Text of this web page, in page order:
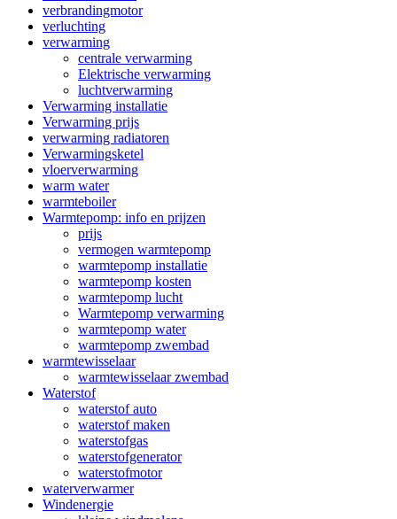
verbrandingmotor
verluchting
verwarming
centrale verwarming
Elektrische verwarming
luchtverwarming
Verwarming installatie
Verwarming prijs
verwarming radiatoren
Verwarmingsketel
vloerverwarming
warm water
warmteboiler
Warmtepomp: info en prijzen
prijs
vermogen warmtepomp
warmtepomp installatie
warmtepomp kosten
warmtepomp lucht
Warmtepomp verwarming
warmtepomp water
warmtepomp zwembad
warmtewisselaar
warmtewisselaar zwembad
Waterstof
waterstof auto
waterstof maken
waterstofgas
waterstofgenerator
waterstofmotor
waterverwarmer
Windenergie